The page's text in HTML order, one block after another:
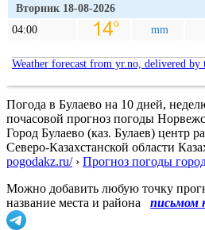
Вторник 18-08-2026
04:00
mm
Weather forecast from yr.no, delivered
Погода в Булаево на 10 дней,
почасовой прогноз погоды
Город Булаево (каз. Булаев) центр
Северо-Казахстанской области
pogodakz.ru/› Прогноз погоды
Можно добавить любую точку
название места и района
письмом